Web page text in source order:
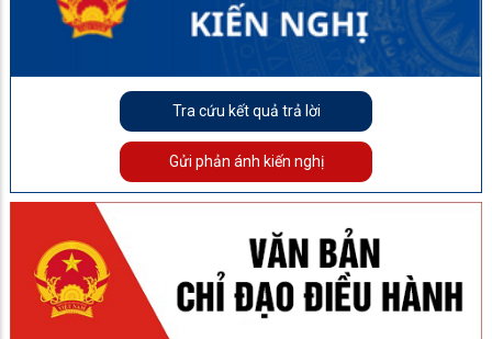
Tra cứu kết quả trả lời
Gửi phản ánh kiến nghị